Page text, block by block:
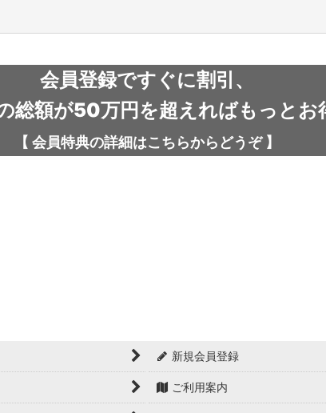
会員登録ですぐに割引、
総額が50万円を超えればもっとお
【 会員特典の詳細はこちらから どうぞ】
新規会員登録
ご利用案内